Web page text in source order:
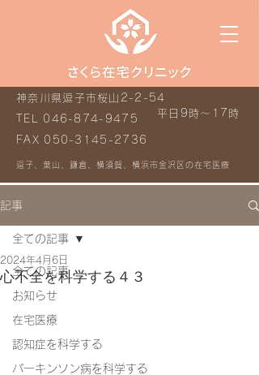
平日9時～17時
神奈川県逗子市桜山2-2-54
TEL 046-874-9475
FAX 050-3145-2736
逗子、葉山、鎌倉、横須賀、横浜市金沢区の在宅医療
記事
全ての記事
お知らせ
在宅医療
認知症を科学する
パーキンソン病を科学する
全ての記事
心不全を科学する４３
2024年4月6日